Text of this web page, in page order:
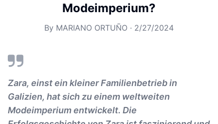
Modeimperium?
By MARIANO ORTUÑO · 2/27/2024
Zara, einst ein kleiner Familienbetrieb in
Galizien, hat sich zu einem weltweiten
Modeimperium entwickelt. Die